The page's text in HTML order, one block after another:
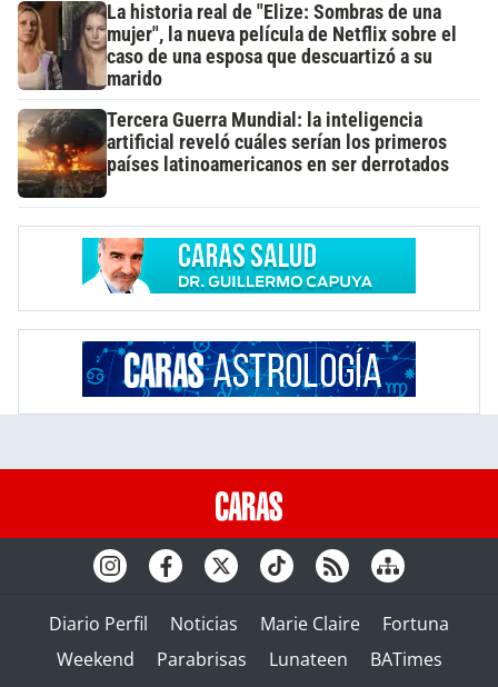
La historia real de "Elize: Sombras de una
mujer", la nueva película de Netflix sobre el
caso de una esposa que descuartizó a su
marido
Tercera Guerra Mundial: la inteligencia
artificial reveló cuáles serían los primeros
países latinoamericanos en ser derrotados
Diario Perfil Noticias Marie Claire
Fortuna
Weekend
Parabrisas Lunateen BATimes